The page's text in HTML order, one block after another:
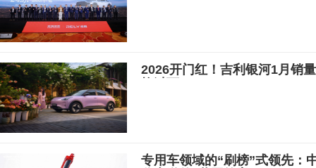
2026开门红！吉利银河1月销
专用车领域的“刷榜”式领先：